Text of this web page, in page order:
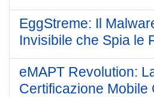
EggStreme: Il
Invisibile che Spia le
eMAPT Revolution:
Certificazione Mobile